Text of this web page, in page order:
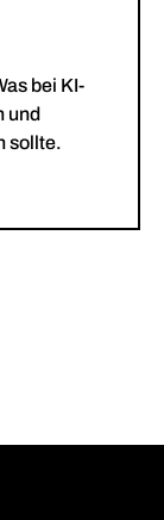
bei KI-
und
sollte.